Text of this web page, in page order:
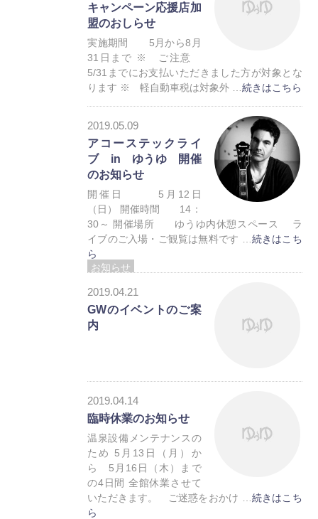
お知らせ
キャンペーン応援店加
盟のおしらせ
実施期間 5月から8月
31日まで ※ ご注意
5/31までにお支払いただきました方が対象とな
ります ※ 軽自動車税は対象外 …続きはこちら
お知らせ
2019.05.09
アコーステックライ
ブ in ゆうゆ 開催
のお知らせ
開催日 5月12日
（日） 開催時間 14：
30～ 開催場所 ゆうゆ内休憩スペース ラ
イブのご入場・ご観覧は無料です … 続きはこち
ら
お知らせ
2019.04.21
GWのイベントのご案
内
2019.04.14
臨時休業のお知らせ
温泉設備メンテナンスの
ため 5月13日（月）か
ら 5月16日（木）まで
の4日間 全館休業させて
いただきます。 ご迷惑をおかけ … 続きはこち
ら